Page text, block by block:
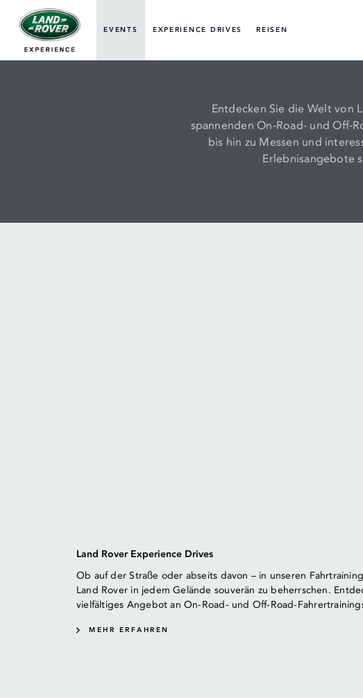
EVENTS EXPERIENCE DRIVES REISEN
Entdecken Sie die Welt von
spannenden On-Road- und
bis hin zu Messen und
Erlebnisangebote
Land Rover Experience Drives
Ob auf der Straße oder abseits davon – in unseren
Land Rover in jedem Gelände souverän zu beherrschen.
vielfältiges Angebot an On-Road- und Off‑Road-
MEHR ERFAHREN